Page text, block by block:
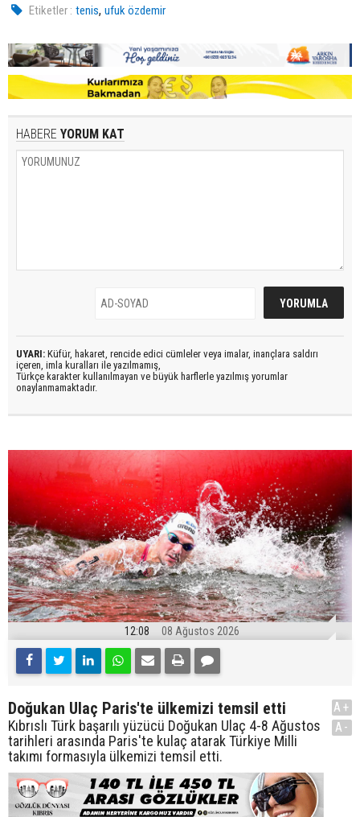
Etiketler : tenis,ufuk özdemir
HABERE YORUM KAT
UYARI: Küfür, hakaret, rencide edici cümleler veya imalar, inançlara saldırı
içeren, imla kuralları ile yazılmamış,
Türkçe karakter kullanılmayan ve büyük harflerle yazılmış yorumlar
onaylanmamaktadır.
12:08 08 Ağustos 2026
Doğukan Ulaç Paris'te ülkemizi temsil etti
Kıbrıslı Türk başarılı yüzücü Doğukan Ulaç 4-8 Ağustos
tarihleri arasında Paris'te kulaç atarak Türkiye Milli
takımı formasıyla ülkemizi temsil etti.
A+
A-